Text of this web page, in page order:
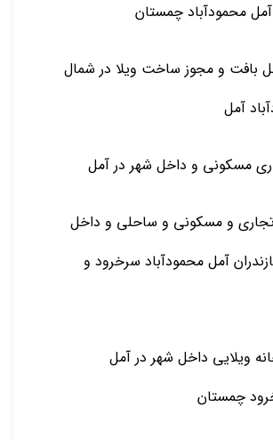
آمل محمودآباد چمستان
بافت و مجوز ساخت ویلا در شمال
آمل
مسکونی و داخل شهر در آمل
تجاری و مسکونی و ساحلی و داخل
آمل محمودآباد سرخرود و
ویلایی داخل شهر در آمل
چمستان